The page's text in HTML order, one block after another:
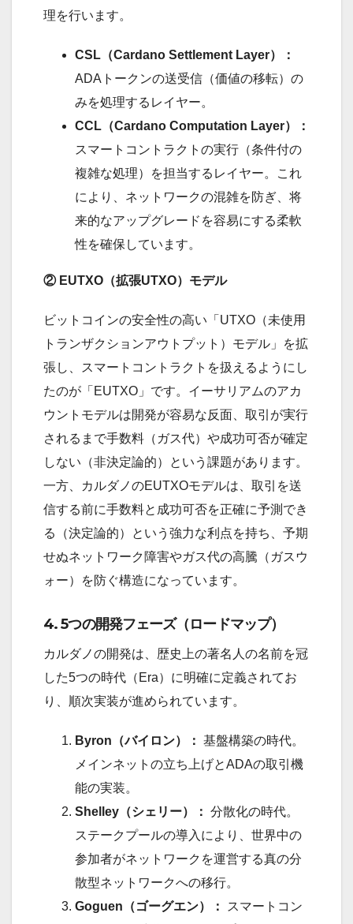
理を行います。
CSL（Cardano Settlement Layer）：
ADAトークンの送受信（価値の移転）の
みを処理するレイヤー。
CCL（Cardano Computation Layer）：
スマートコントラクトの実行（条件付の
複雑な処理）を担当するレイヤー。これ
により、ネットワークの混雑を防ぎ、将
来的なアップグレードを容易にする柔軟
性を確保しています。
② EUTXO（拡張UTXO）モデル
ビットコインの安全性の高い「UTXO（未使用
トランザクションアウトプット）モデル」を拡
張し、スマートコントラクトを扱えるようにし
たのが「EUTXO」です。イーサリアムのアカ
ウントモデルは開発が容易な反面、取引が実行
されるまで手数料（ガス代）や成功可否が確定
しない（非決定論的）という課題があります。
一方、カルダノのEUTXOモデルは、取引を送
信する前に手数料と成功可否を正確に予測でき
る（決定論的）という強力な利点を持ち、予期
せぬネットワーク障害やガス代の高騰（ガスウ
ォー）を防ぐ構造になっています。
4. 5つの開発フェーズ（ロードマップ）
カルダノの開発は、歴史上の著名人の名前を冠
した5つの時代（Era）に明確に定義されてお
り、順次実装が進められています。
Byron（バイロン）： 基盤構築の時代。
メインネットの立ち上げとADAの取引機
能の実装。
Shelley（シェリー）： 分散化の時代。
ステークプールの導入により、世界中の
参加者がネットワークを運営する真の分
散型ネットワークへの移行。
Goguen（ゴーグエン）：
スマートコン